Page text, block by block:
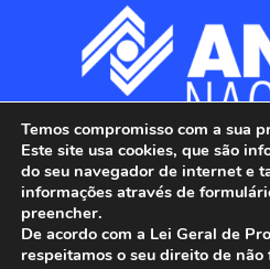
Temos compromisso com a sua
Este site usa cookies, que são
do seu navegador de internet e
informações através de
preencher.
De acordo com a Lei Geral de
respeitamos o seu direito de